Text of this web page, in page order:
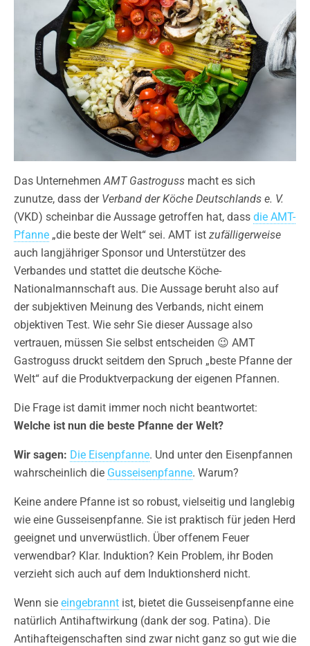
Das Unternehmen AMT Gastroguss macht es sich
zunutze, dass der Verband der Köche Deutschlands e. V.
(VKD) scheinbar die Aussage getroffen hat, dass die AMT-
Pfanne „die beste der Welt“ sei. AMT ist zufälligerweise
auch langjähriger Sponsor und Unterstützer des
Verbandes und stattet die deutsche Köche-
Nationalmannschaft aus. Die Aussage beruht also auf
der subjektiven Meinung des Verbands, nicht einem
objektiven Test. Wie sehr Sie dieser Aussage also
vertrauen, müssen Sie selbst entscheiden 😉 AMT
Gastroguss druckt seitdem den Spruch „beste Pfanne der
Welt“ auf die Produktverpackung der eigenen Pfannen.
Die Frage ist damit immer noch nicht beantwortet:
Welche ist nun die beste Pfanne der Welt?
Wir sagen: Die Eisenpfanne. Und unter den Eisenpfannen
wahrscheinlich die Gusseisenpfanne. Warum?
Keine andere Pfanne ist so robust, vielseitig und langlebig
wie eine Gusseisenpfanne. Sie ist praktisch für jeden Herd
geeignet und unverwüstlich. Über offenem Feuer
verwendbar? Klar. Induktion? Kein Problem, ihr Boden
verzieht sich auch auf dem Induktionsherd nicht.
Wenn sie eingebrannt ist, bietet die Gusseisenpfanne eine
natürlich Antihaftwirkung (dank der sog. Patina). Die
Antihafteigenschaften sind zwar nicht ganz so gut wie die